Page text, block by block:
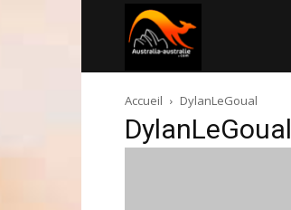
australie.com
Accueil DylanLeGoual
DylanLeGoual